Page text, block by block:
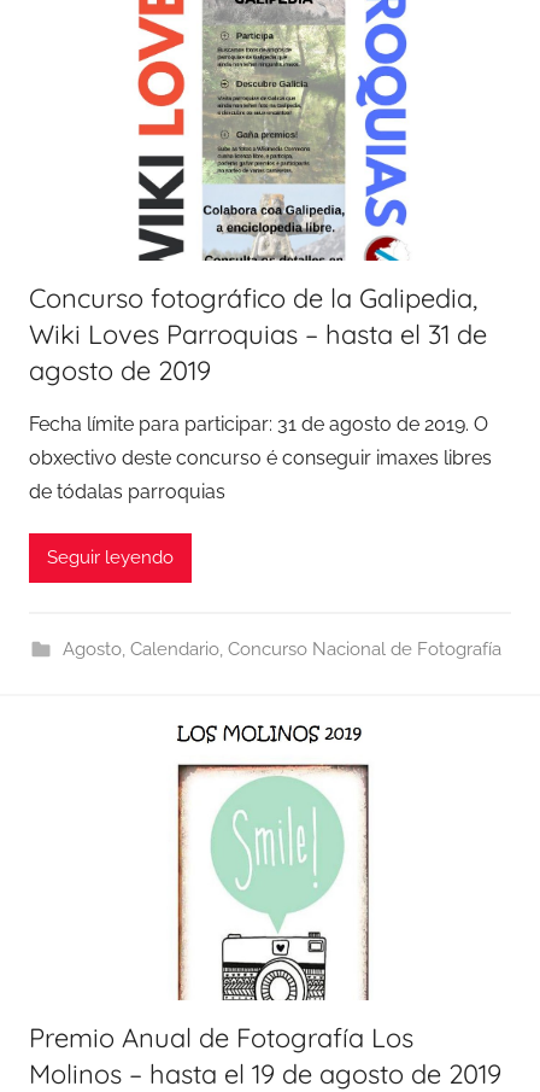
Concurso fotográfico de la Galipedia,
Wiki Loves Parroquias – hasta el 31 de
agosto de 2019
Fecha límite para participar: 31 de agosto de 2019. O
obxectivo deste concurso é conseguir imaxes libres
de tódalas parroquias
Seguir leyendo
Agosto, Calendario, Concurso Nacional de Fotografía
Premio Anual de Fotografía Los
Molinos – hasta el 19 de agosto de 2019